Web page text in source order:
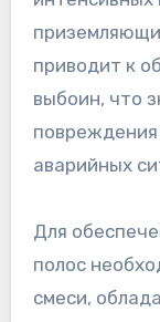
приводит к
выбоин, что
повреждения
аварийных
Для
полос
смеси,